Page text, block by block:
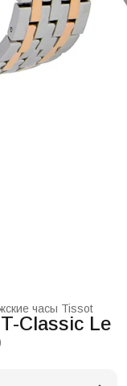
часы Tissot
Classic Le